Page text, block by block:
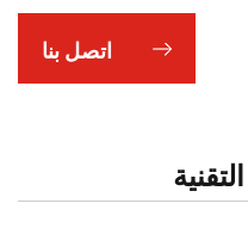
اتصل بنا